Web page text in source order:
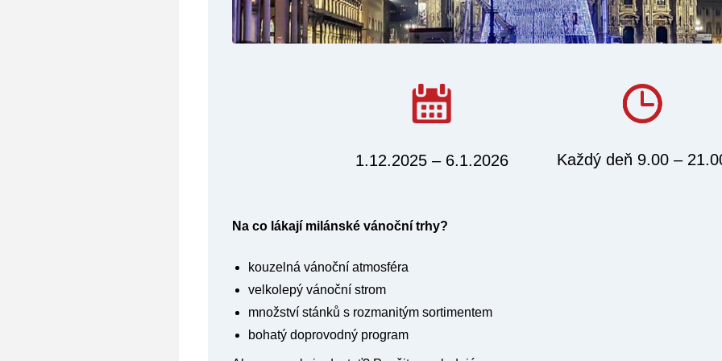
1.12.2025 – 6.1.2026 Každý deň 9.00 –
Na co lákají milánské vánoční trhy?
kouzelná vánoční atmosféra
velkolepý vánoční strom
množství stánků s rozmanitým sortimentem
bohatý doprovodný program